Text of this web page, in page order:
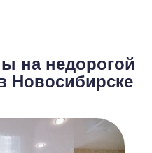
на недорогой
Новосибирске